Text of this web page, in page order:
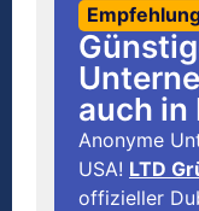
auch in
Anonyme
USA! LTD
offizieller